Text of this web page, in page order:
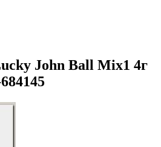
John Ball Mix1 4г